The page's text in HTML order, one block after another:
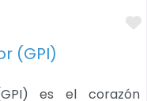
(GPI)
es el corazón